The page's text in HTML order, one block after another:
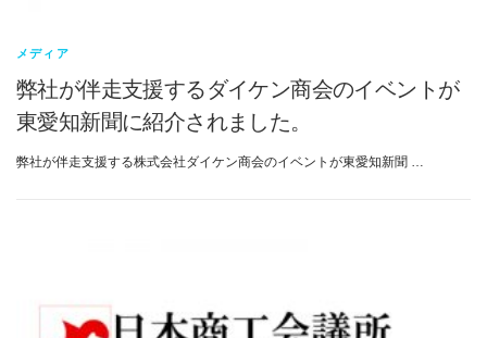
メディア
弊社が伴走支援するダイケン商会のイベントが
東愛知新聞に紹介されました。
弊社が伴走支援する株式会社ダイケン商会のイベントが東愛知新聞 …